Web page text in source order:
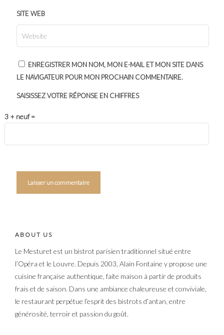
SITE WEB
ENREGISTRER MON NOM, MON E-MAIL ET MON SITE DANS
LE NAVIGATEUR POUR MON PROCHAIN COMMENTAIRE.
SAISISSEZ VOTRE RÉPONSE EN CHIFFRES
3 + neuf =
ABOUT US
Le Mesturet est un bistrot parisien traditionnel situé entre
l’Opéra et le Louvre. Depuis 2003, Alain Fontaine y propose une
cuisine française authentique, faite maison à partir de produits
frais et de saison. Dans une ambiance chaleureuse et conviviale,
le restaurant perpétue l’esprit des bistrots d’antan, entre
générosité, terroir et passion du goût.